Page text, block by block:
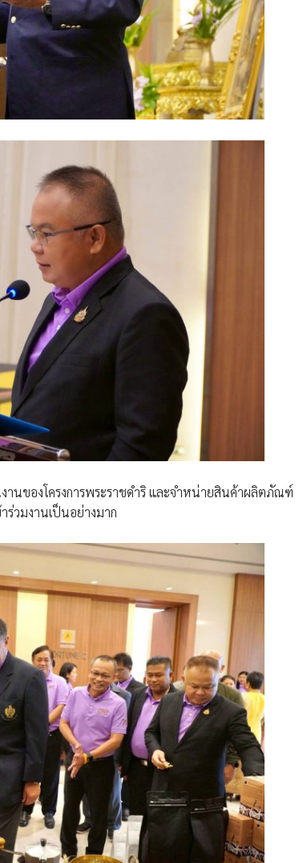
านของโครงการพระราชดำริ และจำหน่ายสินค้าผลิตภัณฑ์
ร่วมงานเป็นอย่างมาก